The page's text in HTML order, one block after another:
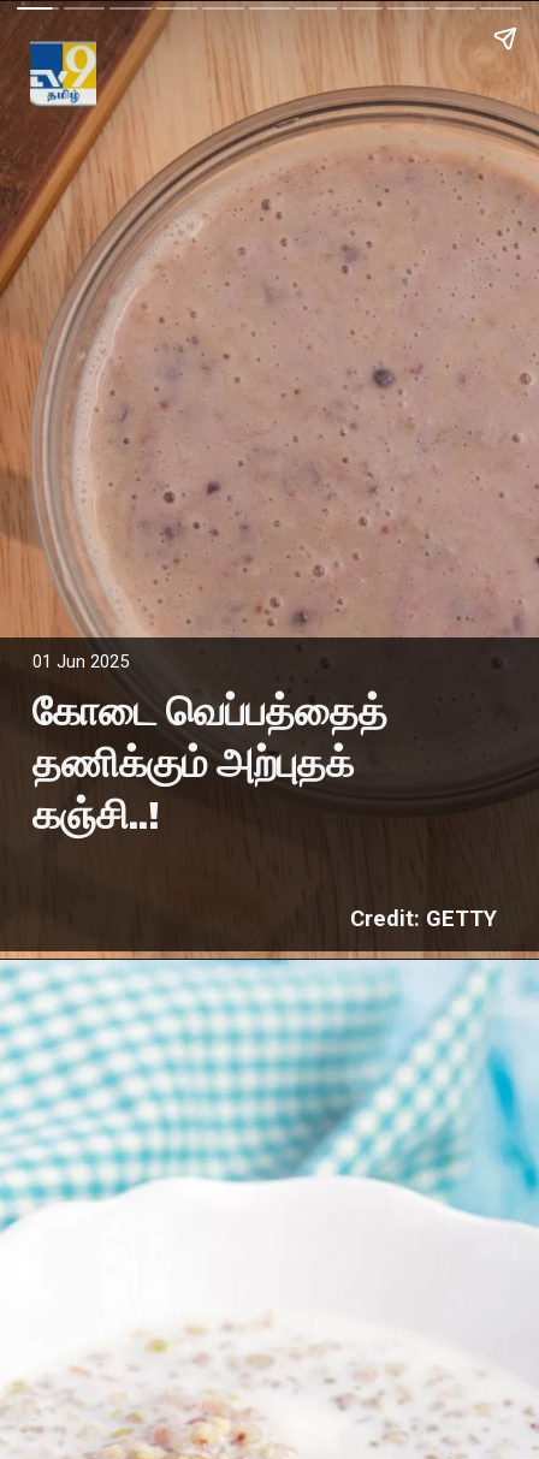
01 Jun 2025
கோடை வெப்பத்தைத்
தணிக்கும் அற்புதக்
கஞ்சி..!
Credit: GETTY